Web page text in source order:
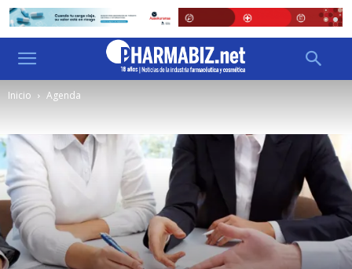
Inicio Agenda